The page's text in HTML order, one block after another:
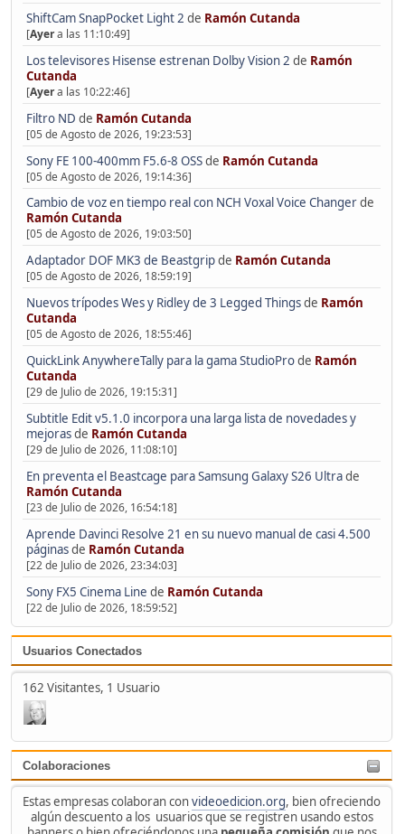
ShiftCam SnapPocket Light 2 de Ramón Cutanda
[Ayera las 11:10:49]
Los televisores Hisense estrenan Dolby Vision 2 de Ramón
Cutanda
[Ayera las 10:22:46]
Filtro ND de Ramón Cutanda
[05 de Agosto de 2026, 19:23:53]
Sony FE 100-400mm F5.6-8 OSSde Ramón Cutanda
[05 de Agosto de 2026, 19:14:36]
Cambio de voz en tiempo real con NCH Voxal Voice Changerde
Ramón Cutanda
[05 de Agosto de 2026, 19:03:50]
Adaptador DOF MK3 de Beastgripde Ramón Cutanda
[05 de Agosto de 2026, 18:59:19]
Nuevos trípodes Wes y Ridley de 3 Legged Thingsde Ramón
Cutanda
[05 de Agosto de 2026, 18:55:46]
QuickLink AnywhereTally para la gama StudioProde Ramón
Cutanda
[29 de Julio de 2026, 19:15:31]
Subtitle Edit v5.1.0 incorpora una larga lista de novedades y
mejorasde Ramón Cutanda
[29 de Julio de 2026, 11:08:10]
En preventa el Beastcage para Samsung Galaxy S26 Ultrade
Ramón Cutanda
[23 de Julio de 2026, 16:54:18]
Aprende Davinci Resolve 21 en su nuevo manual de casi 4.500
páginasde Ramón Cutanda
[22 de Julio de 2026, 23:34:03]
Sony FX5 Cinema Line de Ramón Cutanda
[22 de Julio de 2026, 18:59:52]
Usuarios Conectados
162 Visitantes, 1 Usuario
Colaboraciones
Estas empresas colaboran convideoedicion.org, bien ofreciendo
algún descuento a los usuarios que se registren usando estos